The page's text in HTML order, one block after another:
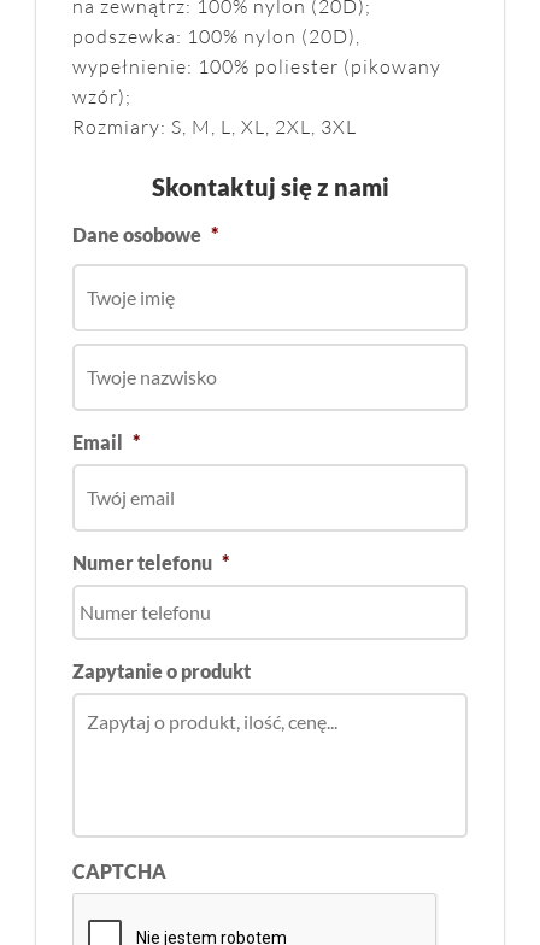
Skontaktuj się z nami
Dane osobowe *
Email *
Numer telefonu *
Zapytanie o produkt
CAPTCHA
na zewnątrz: 100% nylon (20D);
podszewka: 100% nylon (20D),
wypełnienie: 100% poliester (pikowany
wzór);
Rozmiary: S, M, L, XL, 2XL, 3XL